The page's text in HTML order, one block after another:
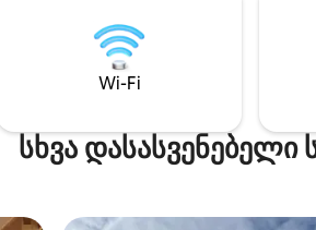
თხილამურებით სრიალისთვის/
ლაშქრობისთვის, კანოეთი და
მრავალი სხვა
Გაეცანით ჩემს პროფილში
Wi-Fi
სხვა